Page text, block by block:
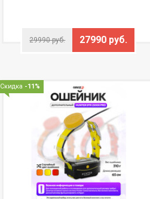
29990 руб. 27990 руб.
Скидка -11%